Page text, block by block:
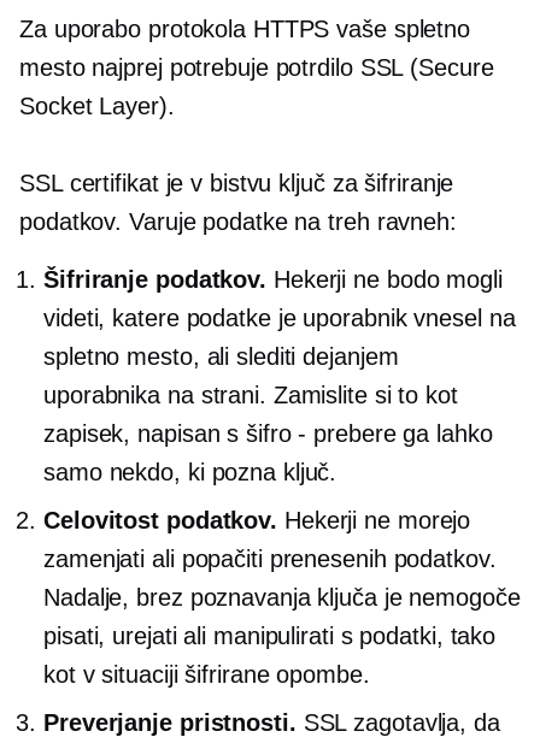
Za uporabo protokola HTTPS vaše spletno
mesto najprej potrebuje potrdilo SSL (Secure
Socket Layer).
SSL certifikat je v bistvu ključ za šifriranje
podatkov. Varuje podatke na treh ravneh:
Šifriranje podatkov. Hekerji ne bodo mogli
videti, katere podatke je uporabnik vnesel na
spletno mesto, ali slediti dejanjem
uporabnika na strani. Zamislite si to kot
zapisek, napisan s šifro - prebere ga lahko
samo nekdo, ki pozna ključ.
Celovitost podatkov. Hekerji ne morejo
zamenjati ali popačiti prenesenih podatkov.
Nadalje, brez poznavanja ključa je nemogoče
pisati, urejati ali manipulirati s podatki, tako
kot v situaciji šifrirane opombe.
Preverjanje pristnosti. SSL zagotavlja, da